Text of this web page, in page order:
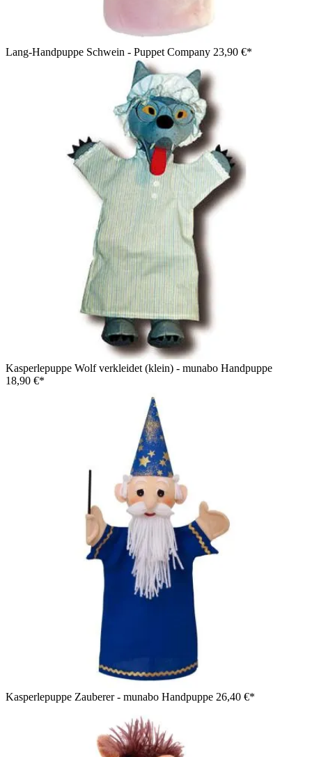
Lang-Handpuppe Schwein - Puppet Company 23,90 €*
Kasperlepuppe Wolf verkleidet (klein) - munabo Handpuppe
18,90 €*
Kasperlepuppe Zauberer - munabo Handpuppe 26,40 €*